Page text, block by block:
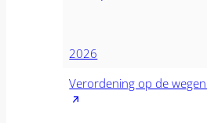
2026
Verordening op de